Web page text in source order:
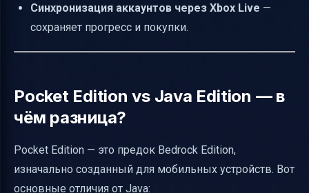
Синхронизация аккаунтов через Xbox Live —
сохраняет прогресс и покупки.
Pocket Edition vs Java Edition — в
чём разница?
Pocket Edition — это предок Bedrock Edition,
изначально созданный для мобильных устройств. Вот
основные отличия от Java: